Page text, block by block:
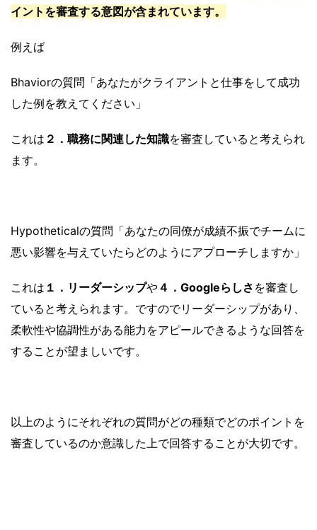
イントを審査する意図が含まれています。
例えば
Bhaviorの質問「あなたがクライアントと仕事をして成功
した例を教えてください」
これは ２．職務に関連した知識を審査していると考えられ
ます。
Hypotheticalの質問「あなたの同僚が成績不振でチームに
悪い影響を与えていたらどのようにアプローチしますか」
これは １．リーダーシップや４．Googleらしさ を審査し
ていると考えられます。ですのでリーダーシップがあり、
柔軟性や協調性がある能力をアピールできるような回答を
することが望ましいです。
以上のようにそれぞれの質問がどの種類でどのポイントを
審査しているのか意識した上で回答することが大切です。